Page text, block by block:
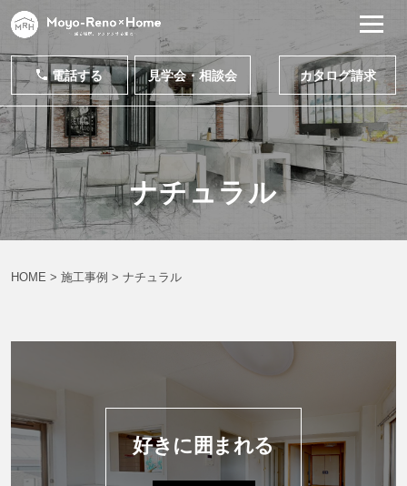
電話する 見学会・相談会 カタログ請求
ナチュラル
HOME > 施工事例 > ナチュラル
好きに囲まれる